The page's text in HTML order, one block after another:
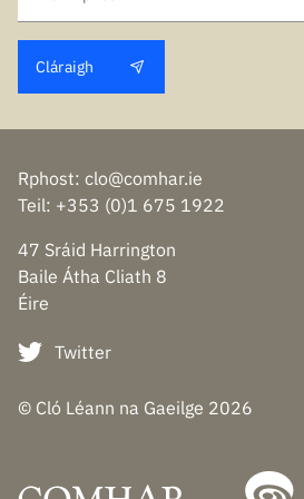
Cláraigh
Rphost: clo@comhar.ie
Teil: +353 (0)1 675 1922
47 Sráid Harrington
Baile Átha Cliath 8
Éire
Twitter
© Cló Léann na Gaeilge 2026